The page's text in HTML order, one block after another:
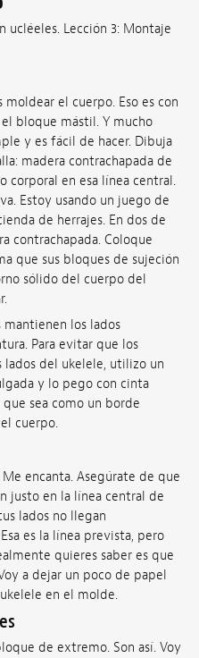
ucléeles. Lección 3: Montaje
el cuerpo. Eso es con
bloque mástil. Y mucho
y es fácil de hacer. Dibuja
madera contrachapada de
corporal en esa línea central.
Estoy usando un juego de
de herrajes. En dos de
contrachapada. Coloque
que sus bloques de sujeción
sólido del cuerpo del
mantienen los lados
Para evitar que los
del ukelele, utilizo un
y lo pego con cinta
sea como un borde
cuerpo.
encanta. Asegúrate de que
justo en la línea central de
lados no llegan
es la línea prevista, pero
quieres saber es que
a dejar un poco de papel
en el molde.
de extremo. Son así. Voy